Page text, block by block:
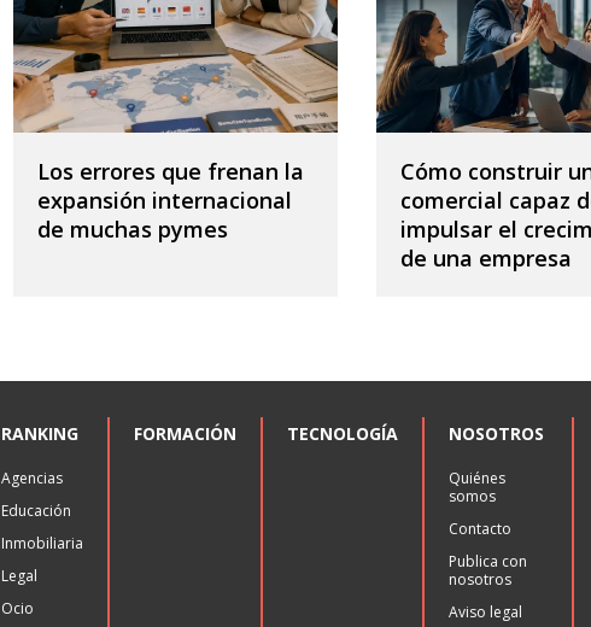
Los errores que frenan la
expansión internacional
de muchas pymes
Cómo construir
comercial capaz
impulsar el
de una empresa
RANKING
Agencias
Educación
Inmobiliaria
Legal
Ocio
FORMACIÓN TECNOLOGÍA NOSOTROS
Quiénes
somos
Contacto
Publica con
nosotros
Aviso legal